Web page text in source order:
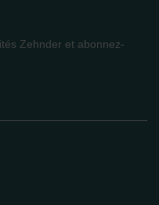
Zehnder et abonnez-